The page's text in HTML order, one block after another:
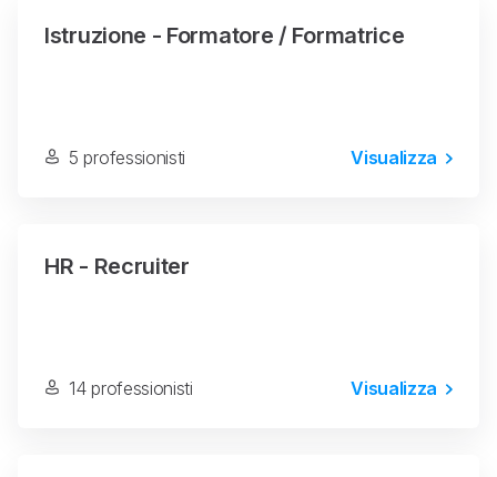
Istruzione - Formatore / Formatrice
5 professionisti Visualizza
HR - Recruiter
14 professionisti Visualizza